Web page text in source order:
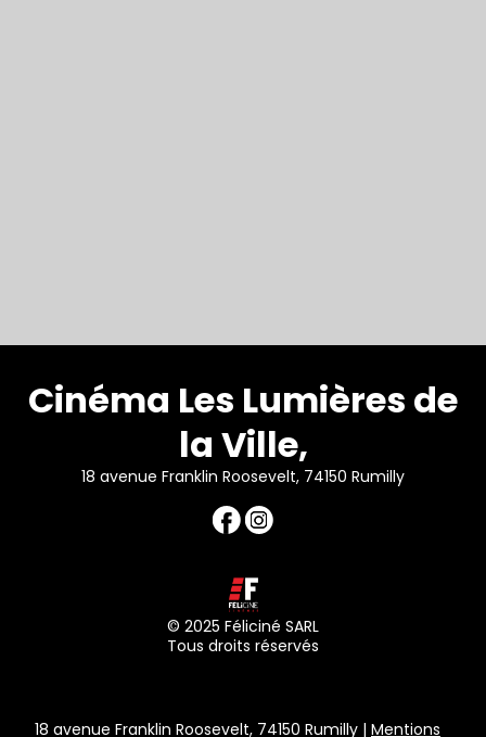
Cinéma Les Lumières de
la Ville,
18 avenue Franklin Roosevelt, 74150 Rumilly
© 2025 Féliciné SARL
Tous droits réservés
18 avenue Franklin Roosevelt, 74150 Rumilly | Mentions